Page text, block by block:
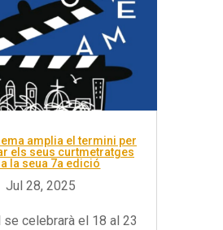
amplia el termini per
els seus curtmetratges
la seua 7a edició
se celebrarà el 18 al 23